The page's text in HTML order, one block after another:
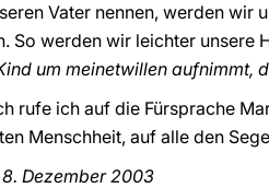
Vater nennen, werden wir
So werden wir leichter unsere
um meinetwillen aufnimmt,
rufe ich auf die Fürsprache
Menschheit, auf alle den
Dezember 2003